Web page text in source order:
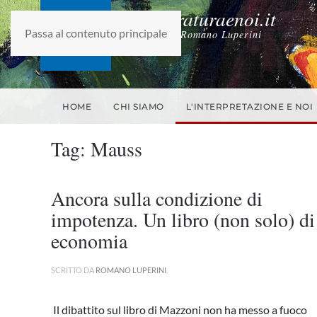
Passa al contenuto principale
laletteraturaenoi.it
fondato da Romano Luperini
HOME CHI SIAMO L'INTERPRETAZIONE E NOI
Tag: Mauss
Ancora sulla condizione di
impotenza. Un libro (non solo) di
economia
SCRITTO DA ROMANO LUPERINI
Il dibattito sul libro di Mazzoni non ha messo a fuoco